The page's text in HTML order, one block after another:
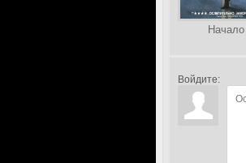
Начало
Войдите: